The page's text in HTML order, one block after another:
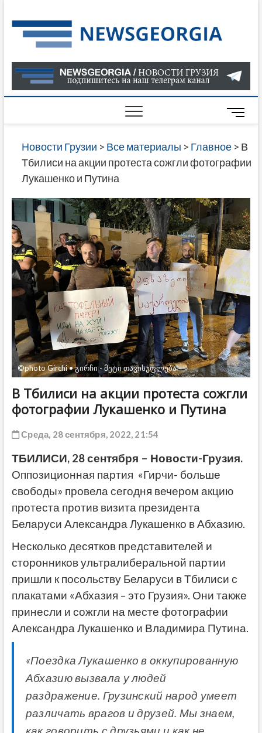
to
content
О
В
ГРУЗИИ
САЙТЕ
M
e
n
u
t
t
o
n
Новости Грузии > Все материалы > Главное> В
Тбилиси на акции протеста сожгли фотографии
Лукашенко и Путина
©photo Girchi • გირჩი - მეტი თავისუფლება
В Тбилиси на акции протеста сожгли
фотографии Лукашенко и Путина
Среда, 28 сентября, 2022, 21:54
ТБИЛИСИ, 28 сентября – Новости-Грузия.
Оппозиционная партия «Гирчи- больше
свободы» провела сегодня вечером акцию
протеста против визита президента
Беларуси Александра Лукашенко в Абхазию.
Несколько десятков представителей и
сторонников ультралиберальной партии
пришли к посольству Беларуси в Тбилиси с
плакатами «Абхазия – это Грузия». Они также
принесли и сожгли на месте фотографии
Александра Лукашенко и Владимира Путина.
«Поездка Лукашенко в оккупированную
Абхазию вызвала у людей
раздражение. Грузинский народ умеет
различать врагов и друзей. Мы знаем,